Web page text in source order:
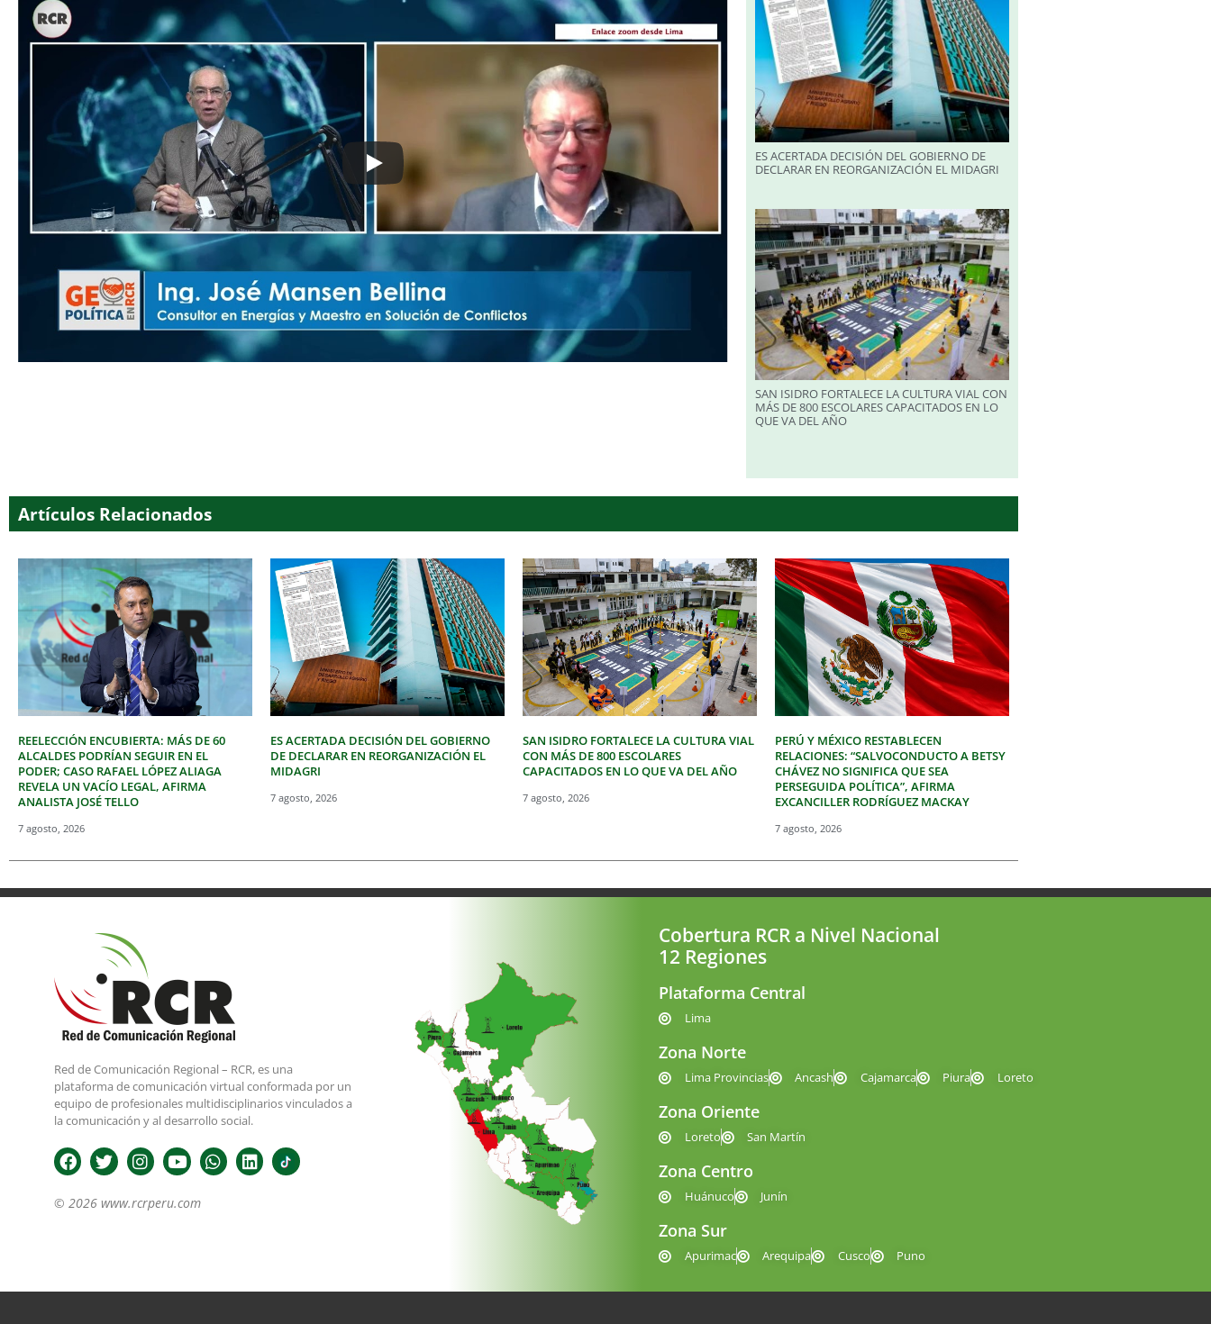
ES ACERTADA DECISIÓN DEL GOBIERNO DE
DECLARAR EN REORGANIZACIÓN EL MIDAGRI
SAN ISIDRO FORTALECE LA CULTURA VIAL CON
MÁS DE 800 ESCOLARES CAPACITADOS EN LO
QUE VA DEL AÑO
Artículos Relacionados
REELECCIÓN ENCUBIERTA: MÁS DE 60
ALCALDES PODRÍAN SEGUIR EN EL
PODER; CASO RAFAEL LÓPEZ ALIAGA
REVELA UN VACÍO LEGAL, AFIRMA
ANALISTA JOSÉ TELLO
7 agosto, 2026
ES ACERTADA DECISIÓN DEL GOBIERNO
DE DECLARAR EN REORGANIZACIÓN EL
MIDAGRI
7 agosto, 2026
SAN ISIDRO FORTALECE LA CULTURA VIAL
CON MÁS DE 800 ESCOLARES
CAPACITADOS EN LO QUE VA DEL AÑO
7 agosto, 2026
PERÚ Y MÉXICO RESTABLECEN
RELACIONES: “SALVOCONDUCTO A BETSY
CHÁVEZ NO SIGNIFICA QUE SEA
PERSEGUIDA POLÍTICA”, AFIRMA
EXCANCILLER RODRÍGUEZ MACKAY
7 agosto, 2026
Red de Comunicación Regional – RCR, es una
plataforma de comunicación virtual conformada por un
equipo de profesionales multidisciplinarios vinculados a
la comunicación y al desarrollo social.
© 2026 www.rcrperu.com
Cobertura RCR a Nivel Nacional
12 Regiones
Plataforma Central
Lima
Zona Norte
Lima Provincias Ancash Cajamarca Piura Loreto
Zona Oriente
Loreto San Martín
Zona Centro
Huánuco Junín
Zona Sur
Apurimac Arequipa Cusco Puno